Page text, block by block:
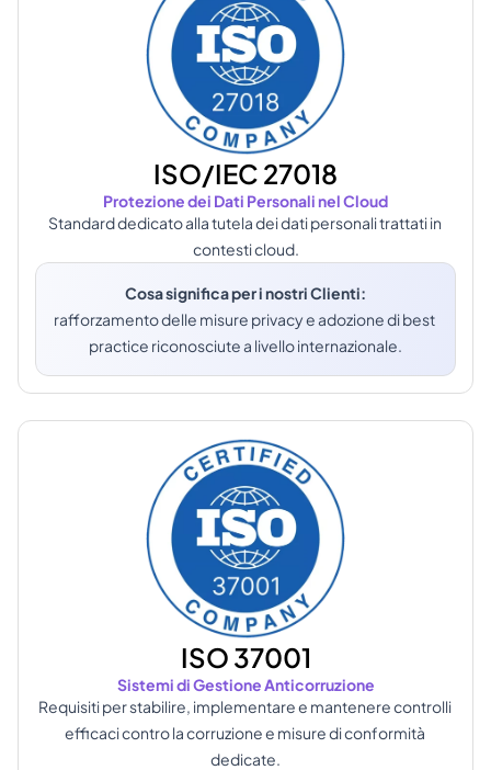
ISO/IEC 27018
Protezione dei Dati Personali nel Cloud
Standard dedicato alla tutela dei dati personali trattati in
contesti cloud.
Cosa significa per i nostri Clienti:
rafforzamento delle misure privacy e adozione di best
practice riconosciute a livello internazionale.
ISO 37001
Sistemi di Gestione Anticorruzione
Requisiti per stabilire, implementare e mantenere controlli
efficaci contro la corruzione e misure di conformità
dedicate.